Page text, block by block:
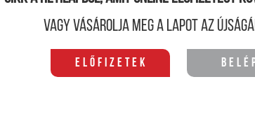
Vagy vásárolja meg a lapot az
Előfizetek